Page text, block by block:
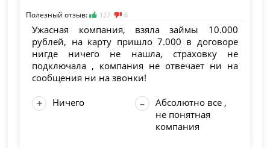
Полезный отзыв: 127 6
Ужасная компания, взяла займы 10.000
рублей, на карту пришло 7.000 в договоре
нигде ничего не нашла, страховку не
подключала , компания не отвечает ни на
сообщения ни на звонки!
Ничего
Абсолютно все ,
не понятная
компания